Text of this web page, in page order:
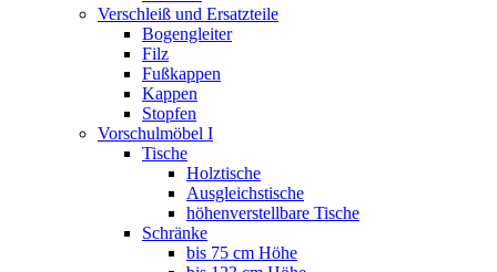
Verschleiß und Ersatzteile
Bogengleiter
Filz
Fußkappen
Kappen
Stopfen
Vorschulmöbel I
Tische
Holztische
Ausgleichstische
höhenverstellbare Tische
Schränke
bis 75 cm Höhe